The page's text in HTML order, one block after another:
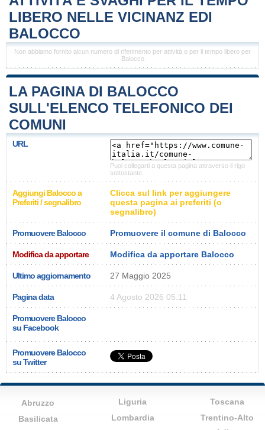
LIBERO NELLE VICINANZ EDI
BALOCCO
Non abbiamo fornito alcun numero di riferimento per attività o per il tempo libero per
Balocco
LA PAGINA DI BALOCCO
SULL'ELENCO TELEFONICO DEI
COMUNI
URL
Puoi collegarti a questa pagina attraverso il rigo
sottostante.
Aggiungi Balocco a
Preferiti / segnalibro
Clicca sul link per aggiungere
questa pagina ai preferiti (o
segnalibro)
Promuovere Balocco Promuovere il comune di Balocco
Modifica da apportare Modifica da apportare Balocco
Ultimo aggiornamento 27 Maggio 2025
Pagina data 4 Agosto 2026 05:11
Promuovere Balocco
su Facebook
Promuovere Balocco
su Twitter
Abruzzo
Basilicata
Liguria
Lombardia
Toscana
Trentino-Alto